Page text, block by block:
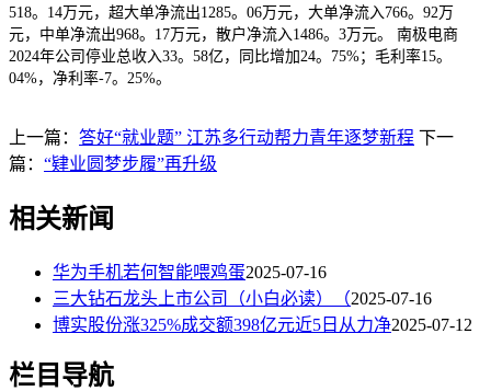
518。14万元，超大单净流出1285。06万元，大单净流入766。92万
元，中单净流出968。17万元，散户净流入1486。3万元。 南极电商
2024年公司停业总收入33。58亿，同比增加24。75%；毛利率15。
04%，净利率-7。25%。
上一篇： 答好“就业题” 江苏多行动帮力青年逐梦新程 下一
篇： “肄业圆梦步履”再升级
相关新闻
华为手机若何智能喂鸡蛋2025-07-16
三大钻石龙头上市公司（小白必读）（2025-07-16
博实股份涨325%成交额398亿元近5日从力净2025-07-12
栏目导航